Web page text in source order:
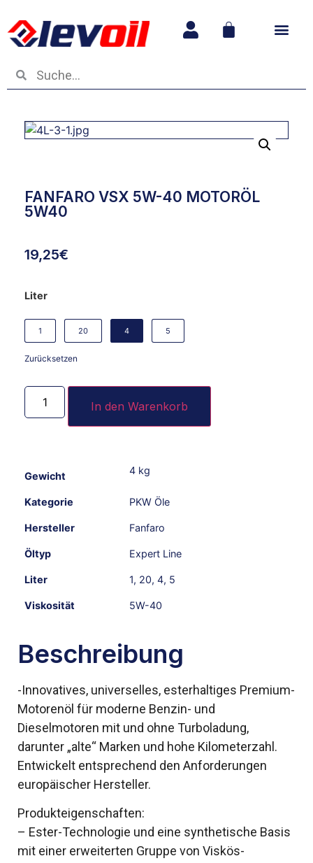
FANFARO VSX 5W-40 MOTORÖL
5W40
19,25€
Liter
1 20 4 5
Zurücksetzen
In den Warenkorb
Gewicht 4 kg
Kategorie PKW Öle
Hersteller Fanfaro
Öltyp Expert Line
Liter 1, 20, 4, 5
Viskosität 5W-40
Beschreibung
-Innovatives, universelles, esterhaltiges Premium-
Motorenöl für moderne Benzin- und
Dieselmotoren mit und ohne Turboladung,
darunter „alte“ Marken und hohe Kilometerzahl.
Entwickelt entsprechend den Anforderungen
europäischer Hersteller.
Produkteigenschaften:
– Ester-Technologie und eine synthetische Basis
mit einer erweiterten Gruppe von Viskös-